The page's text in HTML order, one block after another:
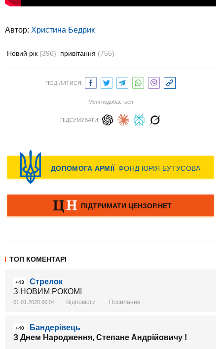
Автор: Христина Бедрик
Новий рік (396) привітання (755)
ПОДІЛИТИСЯ:
Мені подобається
ПІДСУМУВАТИ:
ТОП КОМЕНТАРІ
+43
Стрелок
З НОВИМ РОКОМ!
01.01.2020 00:04 Відповісти Посилання
+40
Бандерівець
З Днем Народження, Степане Андрійовичу !